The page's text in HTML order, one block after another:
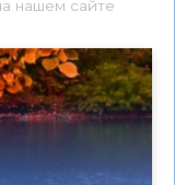
нашем сайте